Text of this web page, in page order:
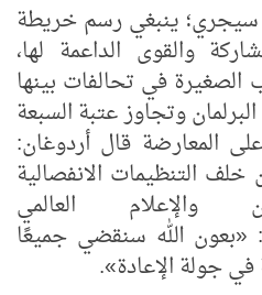
ينبغي رسم خريطة
والقوى الداعمة لها،
في تحالفات بينها
وتجاوز عتبة السبعة
المعارضة قال أردوغان:
التنظيمات الانفصالية
والإعلام العالمي
«بعون الله سنقضي جميعًا
جولة الإعادة».